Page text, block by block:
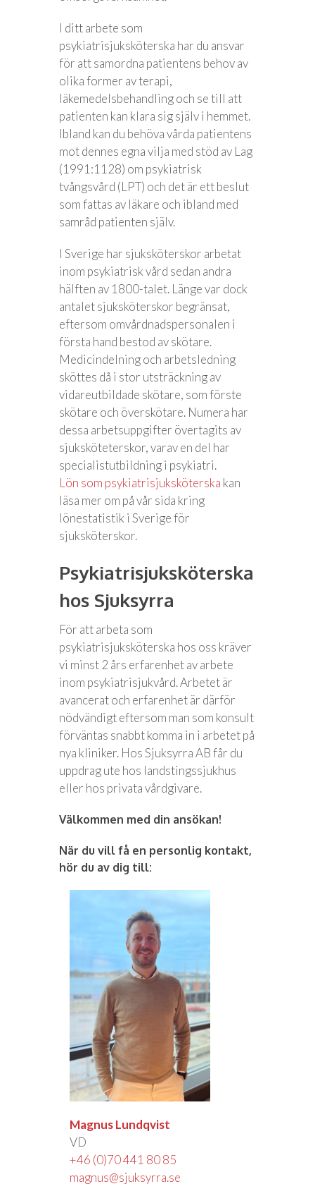
I ditt arbete som
psykiatrisjuksköterska har du ansvar
för att samordna patientens behov av
olika former av terapi,
läkemedelsbehandling och se till att
patienten kan klara sig själv i hemmet.
Ibland kan du behöva vårda patientens
mot dennes egna vilja med stöd av Lag
(1991:1128) om psykiatrisk
tvångsvård (LPT) och det är ett beslut
som fattas av läkare och ibland med
samråd patienten själv.
I Sverige har sjuksköterskor arbetat
inom psykiatrisk vård sedan andra
hälften av 1800-talet. Länge var dock
antalet sjuksköterskor begränsat,
eftersom omvårdnadspersonalen i
första hand bestod av skötare.
Medicindelning och arbetsledning
sköttes då i stor utsträckning av
vidareutbildade skötare, som förste
skötare och överskötare. Numera har
dessa arbetsuppgifter övertagits av
sjuksköteterskor, varav en del har
specialistutbildning i psykiatri.
Lön som psykiatrisjuksköterska kan
läsa mer om på vår sida kring
lönestatistik i Sverige för
sjuksköterskor.
Psykiatrisjuksköterska
hos Sjuksyrra
För att arbeta som
psykiatrisjuksköterska hos oss kräver
vi minst 2 års erfarenhet av arbete
inom psykiatrisjukvård. Arbetet är
avancerat och erfarenhet är därför
nödvändigt eftersom man som konsult
förväntas snabbt komma in i arbetet på
nya kliniker. Hos Sjuksyrra AB får du
uppdrag ute hos landstingssjukhus
eller hos privata vårdgivare.
Välkommen med din ansökan!
När du vill få en personlig kontakt,
hör du av dig till:
Magnus Lundqvist
VD
+46 (0)70 441 80 85
magnus@sjuksyrra.se